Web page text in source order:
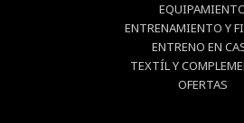
ENTRENAMIENTO Y
ENTRENO EN
TEXTÍL Y
OFERTAS